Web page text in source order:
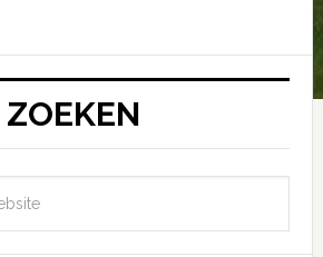
ZOEKEN